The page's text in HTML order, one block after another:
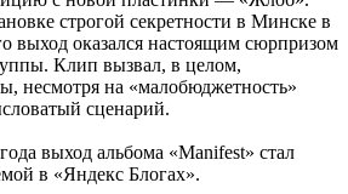
строгой секретности в Минске в
выход оказался настоящим сюрпризом
Клип вызвал, в целом,
несмотря на «малобюджетность»
сценарий.
выход альбома «Manifest» стал
в «Яндекс Блогах».